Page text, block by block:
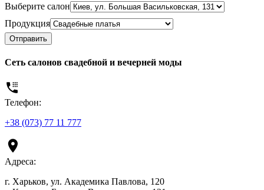
Выберите салон
Продукция
Отправить
Сеть салонов свадебной и вечерней моды
Телефон:
+38 (073) 77 11 777
Адреса:
г. Харьков, ул. Академика Павлова, 120